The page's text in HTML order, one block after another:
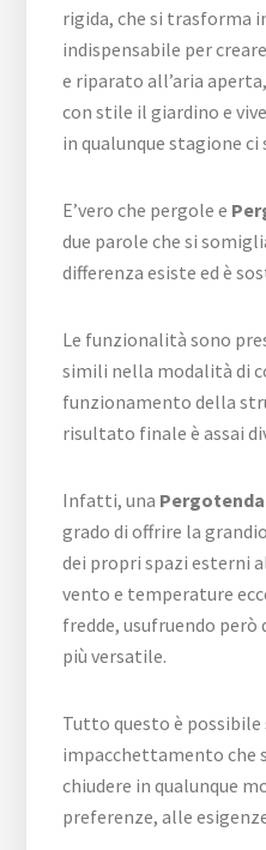
rigida, che si trasforma
indispensabile per
e riparato all’aria
con stile il giardino e
in qualunque stagione ci
E’vero che pergole e
due parole che si
differenza esiste ed è
Le funzionalità sono
simili nella modalità di
funzionamento della
risultato finale è assai
Infatti, una
grado di offrire la
dei propri spazi esterni
vento e temperature
fredde, usufruendo
più versatile.
Tutto questo è
impacchettamento che
chiudere in qualunque
preferenze, alle